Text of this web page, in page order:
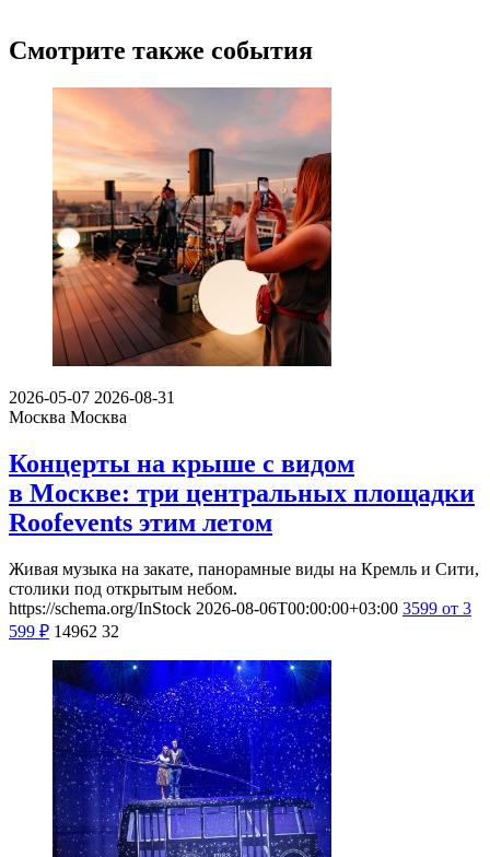
Смотрите также события
2026-05-07 2026-08-31
Москва Москва
Концерты на крыше с видом
в Москве: три центральных площадки
Roofevents этим летом
Живая музыка на закате, панорамные виды на Кремль и Сити,
столики под открытым небом.
https://schema.org/InStock 2026-08-06T00:00:00+03:00 3599 от 3
599 ₽ 14962 32